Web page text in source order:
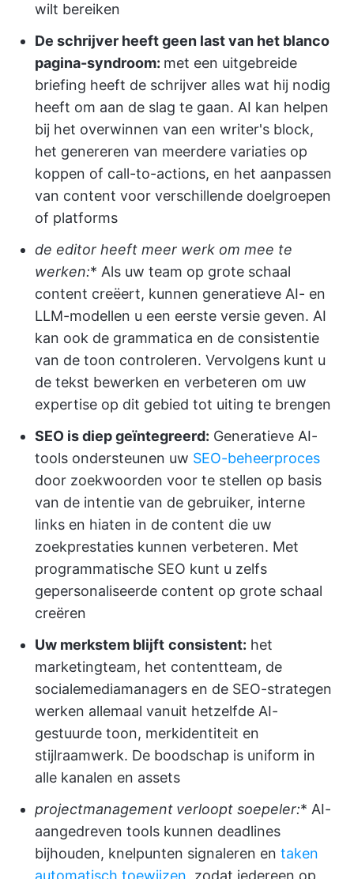
wilt bereiken
De schrijver heeft geen last van het blanco
pagina-syndroom: met een uitgebreide
briefing heeft de schrijver alles wat hij nodig
heeft om aan de slag te gaan. AI kan helpen
bij het overwinnen van een writer's block,
het genereren van meerdere variaties op
koppen of call-to-actions, en het aanpassen
van content voor verschillende doelgroepen
of platforms
de editor heeft meer werk om mee te
werken:* Als uw team op grote schaal
content creëert, kunnen generatieve AI- en
LLM-modellen u een eerste versie geven. AI
kan ook de grammatica en de consistentie
van de toon controleren. Vervolgens kunt u
de tekst bewerken en verbeteren om uw
expertise op dit gebied tot uiting te brengen
SEO is diep geïntegreerd: Generatieve AI-
tools ondersteunen uw SEO-beheerproces
door zoekwoorden voor te stellen op basis
van de intentie van de gebruiker, interne
links en hiaten in de content die uw
zoekprestaties kunnen verbeteren. Met
programmatische SEO kunt u zelfs
gepersonaliseerde content op grote schaal
creëren
Uw merkstem blijft consistent: het
marketingteam, het contentteam, de
socialemediamanagers en de SEO-strategen
werken allemaal vanuit hetzelfde AI-
gestuurde toon, merkidentiteit en
stijlraamwerk. De boodschap is uniform in
alle kanalen en assets
projectmanagement verloopt soepeler:* AI-
aangedreven tools kunnen deadlines
bijhouden, knelpunten signaleren en taken
automatisch toewijzen , zodat iedereen op